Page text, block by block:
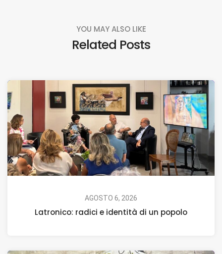
YOU MAY ALSO LIKE
Related Posts
AGOSTO 6, 2026
Latronico: radici e identità di un popolo